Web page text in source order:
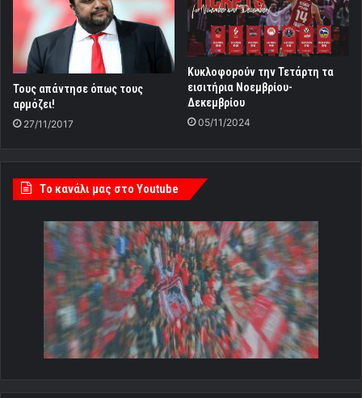
Τους απάντησε όπως τους
αρμόζει!
27/11/2017
Κυκλοφορούν την Τετάρτη τα
εισιτήρια Νοεμβρίου-
Δεκεμβρίου
05/11/2024
Tο κανάλι μας στο Youtube